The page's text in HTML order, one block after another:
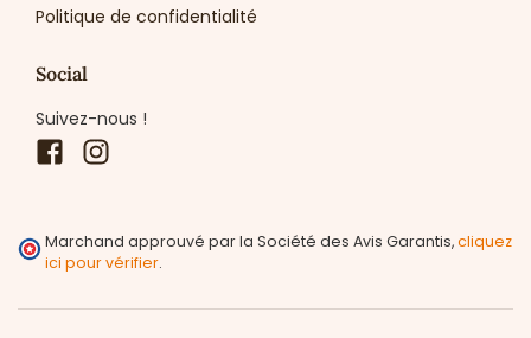
Politique de confidentialité
Social
Suivez-nous !
Facebook
Marchand approuvé par la Société des Avis Garantis,cliquez
ici pour vérifier.